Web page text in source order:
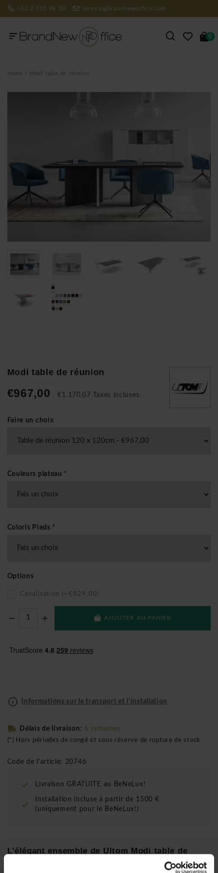
+32 2 310 98 30 service@brandnewoffice.com
0
Home Modi table de réunion
Modi table de réunion
€967,00 €1.170,07 Taxes incluses
Faire un choix
Couleurs plateau *
Coloris Pieds *
Options
Canalisation (+€829,00)
AJOUTER AU PANIER
Informations sur le transport et l'installation
Délais de livraison: 6 semaines
(*) Hors périodes de congé et sous réserve de rupture de stock
Code de l'article: 20746
Livraison GRATUITE au BeNeLux!
Installation incluse à partir de 1500 €
(uniquement pour le BeNeLux!)
L'élégant ensemble de Ultom Modi table de